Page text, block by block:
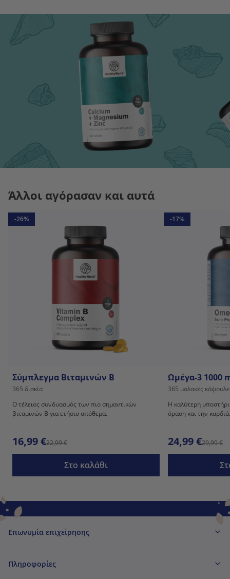
Άλλοι αγόρασαν και αυτά
-26%
Σύμπλεγμα Βιταμινών Β
365 δισκία
Ο τέλειος συνδυασμός των πιο σημαντικών
βιταμινών Β για ετήσιο απόθεμα.
16,99 €22,99 €
Στο καλάθι
-17%
Ωμέγα-3 1000
365 μαλακές
Η καλύτερη
όραση και την
24,99 €29,99 €
Επωνυμία επιχείρησης
Πληροφορίες